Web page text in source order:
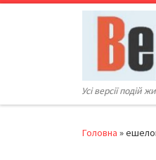
Перейти до вмісту
Усі версії подій
Головна »